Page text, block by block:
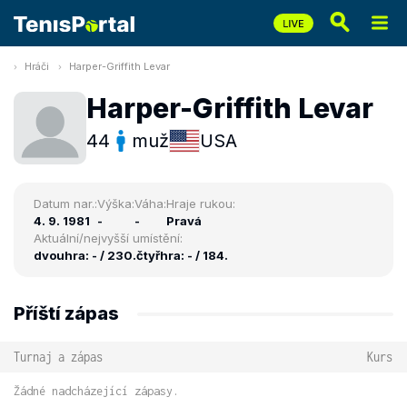
Hráči Harper-Griffith Levar
Harper-Griffith Levar
44 muž USA
Datum nar.:
4. 9. 1981
Výška:
-
Váha:
-
Hraje rukou:
Pravá
Aktuální/nejvyšší umístění:
dvouhra: - / 230.čtyřhra: - / 184.
Příští zápas
Turnaj a zápas Kurs
Žádné nadcházející zápasy.